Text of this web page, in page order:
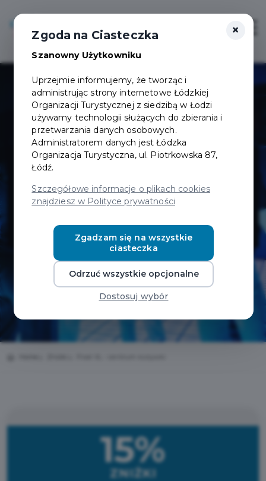
Login/Rejestracja
Pixel XL -
centrum
rozrywki
15%
ZNIŻKI
×
Zgoda na Ciasteczka
Szanowny Użytkowniku
Uprzejmie informujemy, że tworząc i
administrując strony internetowe Łódzkiej
Organizacji Turystycznej z siedzibą w Łodzi
używamy technologii służących do zbierania i
przetwarzania danych osobowych.
Administratorem danych jest Łódzka
Organizacja Turystyczna, ul. Piotrkowska 87,
Łódź.
Szczegółowe informacje o plikach cookies
znajdziesz w Polityce prywatności
Zgadzam się na wszystkie
ciasteczka
Odrzuć wszystkie opcjonalne
Dostosuj wybór